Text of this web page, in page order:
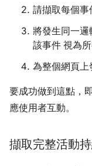
請擷取每個事
將發生同一
該事件 視為
為整個網頁上
要成功做到這點，
應使用者互動。
擷取完整活動